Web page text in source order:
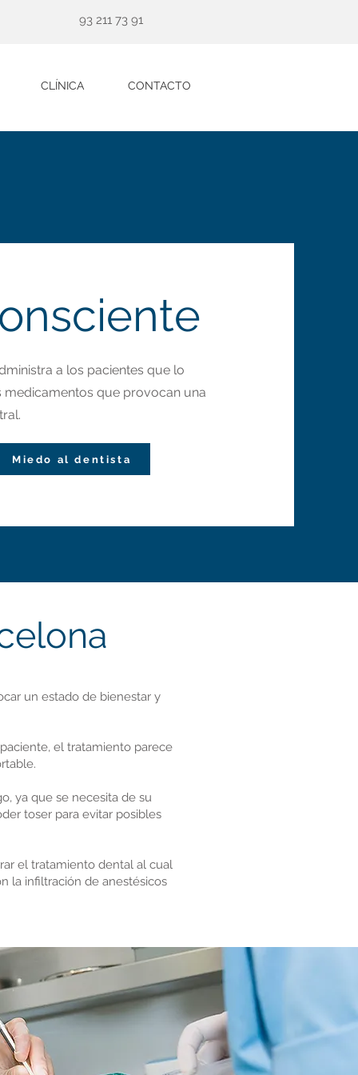
93 211 73 91
CLÍNICA CONTACTO
a los pacientes que lo
que provocan una
Miedo al dentista
un estado de bienestar y
el tratamiento parece
ya que se necesita de su
toser para evitar posibles
el tratamiento dental al cual
la infiltración de anestésicos